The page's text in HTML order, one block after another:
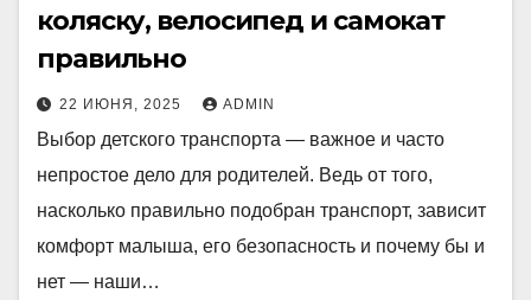
коляску, велосипед и самокат
правильно
22 ИЮНЯ, 2025 ADMIN
Выбор детского транспорта — важное и часто
непростое дело для родителей. Ведь от того,
насколько правильно подобран транспорт, зависит
комфорт малыша, его безопасность и почему бы и
нет — наши…